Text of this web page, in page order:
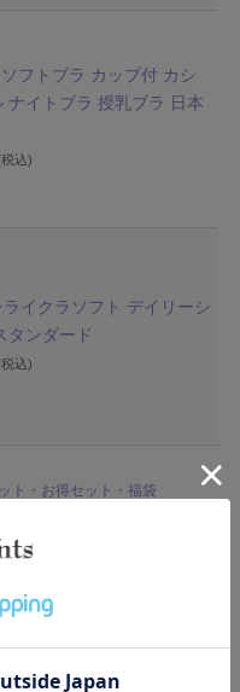
フトブラ カップ付 カシ
ナイトブラ 授乳ブラ 日本
税込)
ライクラソフト デイリーシ
タンダード
税込)
ト・お得セット・福袋
おためし3枚セット 日本製 送料無
生理用パンツ）
おためし3枚セット 日本製 送料無